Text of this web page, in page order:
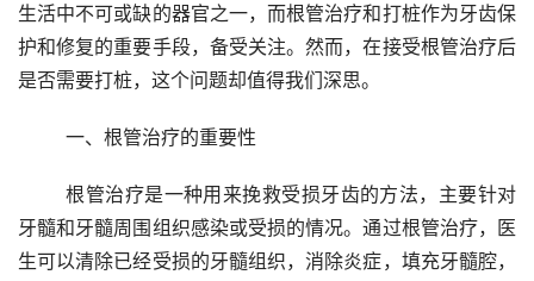
生活中不可或缺的器官之一，而根管治疗和打桩作为牙齿保
护和修复的重要手段，备受关注。然而，在接受根管治疗后
是否需要打桩，这个问题却值得我们深思。
	一、根管治疗的重要性
	根管治疗是一种用来挽救受损牙齿的方法，主要针对
牙髓和牙髓周围组织感染或受损的情况。通过根管治疗，医
生可以清除已经受损的牙髓组织，消除炎症，填充牙髓腔，